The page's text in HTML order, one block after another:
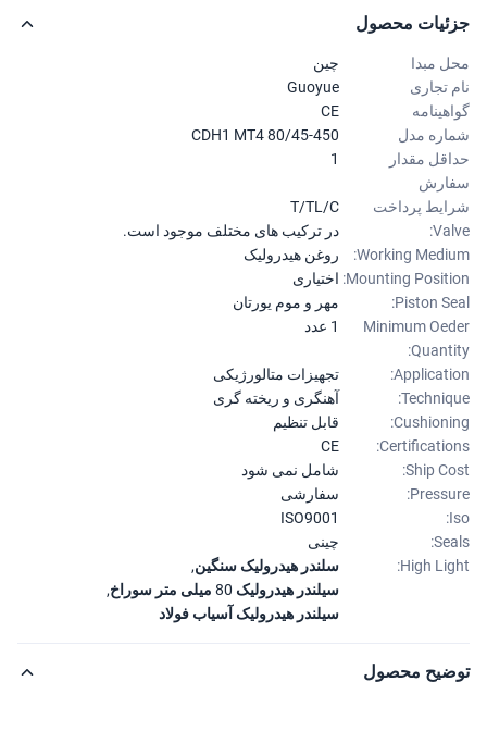
محصول
مبدا
تجاری
Guoyue
مدل
CDH1 MT4 80/45-450
مقدار
پرداخت
T/TL/C
در ترکیب های مختلف موجود است.
Working
روغن هیدرولیک
Mounting اختیاری
Piston
مهر و موم یورتان
Minimum
1 عدد
تجهیزات متالورژیکی
آهنگری و ریخته گری
قابل تنظیم
Ship
شامل نمی شود
سفارشی
ISO9001
High
سلندر هیدرولیک سنگین,
سیلندر هیدرولیک 80 میلی متر سوراخ
,
سیلندر هیدرولیک آسیاب فولاد
محصول